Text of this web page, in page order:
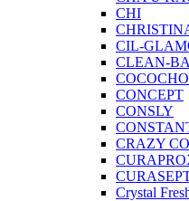
CHI
CIL-
CLEAN-
CONCEPT
CONSLY
CRAZY
Crystal